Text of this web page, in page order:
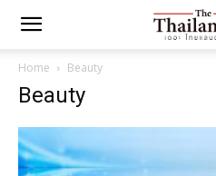
Home Beauty
Beauty